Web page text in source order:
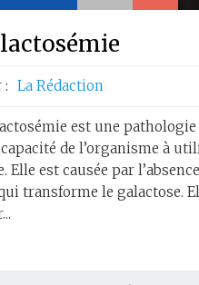
: La Rédaction
est une
de l’organisme à
Elle est causée par
transforme le galactose.